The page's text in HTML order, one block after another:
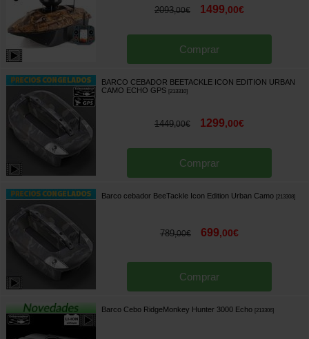
2093,00€ 1499,00€
Comprar
BARCO CEBADOR BEETACKLE ICON EDITION URBAN
CAMO ECHO GPS [213310]
1449,00€ 1299,00€
Comprar
Barco cebador BeeTackle Icon Edition Urban Camo [213308]
789,00€ 699,00€
Comprar
Barco Cebo RidgeMonkey Hunter 3000 Echo [213306]